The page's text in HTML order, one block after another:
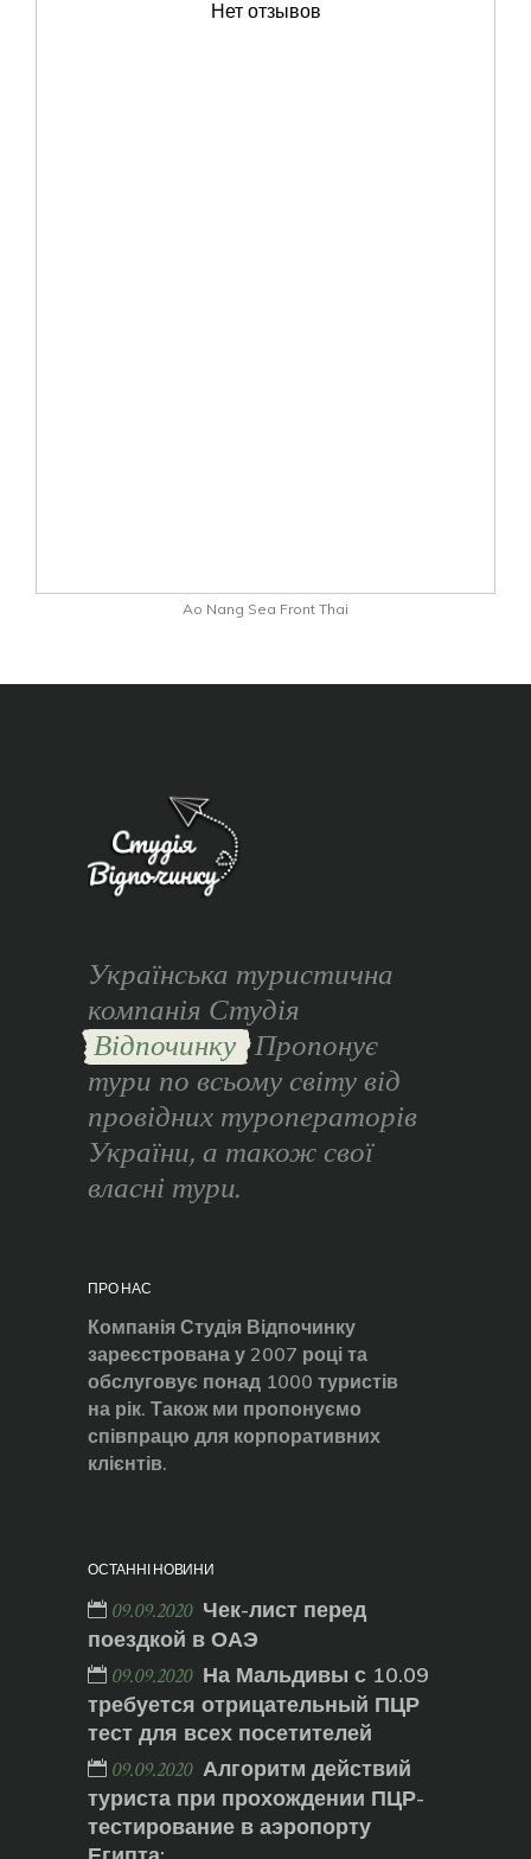
Ao Nang Sea Front Thai
Українська туристична
компанія Студія
Відпочинку Пропонує
тури по всьому світу від
провідних туроператорів
України, а також свої
власні тури.
ПРО НАС
Компанія Студія Відпочинку
зареєстрована у 2007 році та
обслуговує понад 1000 туристів
на рік. Також ми пропонуємо
співпрацю для корпоративних
клієнтів.
ОСТАННІ НОВИНИ
09.09.2020 Чек-лист перед
поездкой в ОАЭ
09.09.2020 На Мальдивы с 10.09
требуется отрицательный ПЦР
тест для всех посетителей
09.09.2020 Алгоритм действий
туриста при прохождении ПЦР-
тестирование в аэропорту